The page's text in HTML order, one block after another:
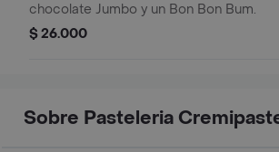
chocolate Jumbo y un Bon Bon Bum.
$ 26.000
Sobre Pasteleria